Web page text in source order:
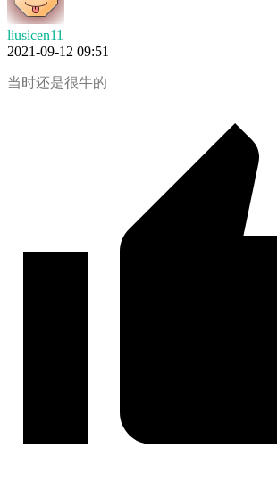
liusicen11
2021-09-12 09:51
当时还是很牛的